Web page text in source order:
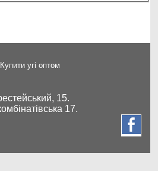
Купити угі оптом
15.
17.